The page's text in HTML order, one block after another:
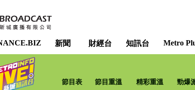
新聞 財經台 知訊台 Metro
節目表 節目重溫 精彩重溫 勁爆